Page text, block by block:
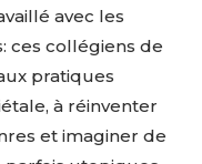
avec les
ces collégiens de
pratiques
à réinventer
et imaginer de